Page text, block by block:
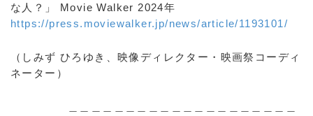
な人？」 Movie Walker 2024年
https://press.moviewalker.jp/news/article/1193101/
（しみず ひろゆき、映像ディレクター・映画祭コーディ
ネーター）